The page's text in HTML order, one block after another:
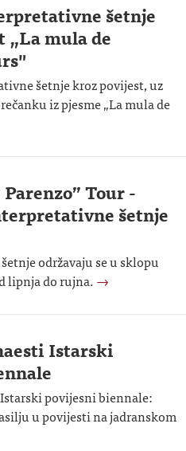
šetnje
„La mula de
šetnje kroz povijest, uz
iz pjesme „La mula de
Tour -
šetnje
održavaju se u sklopu
lipnja do rujna.→
Istarski
povijesni biennale:
u povijesti na jadranskom